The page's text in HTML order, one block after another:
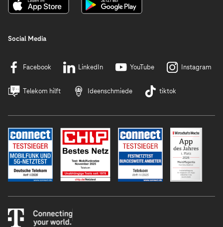
Social Media
Facebook LinkedIn YouTube Instagram
Telekom hilft Ideenschmiede tiktok